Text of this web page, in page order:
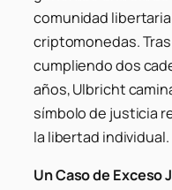
comunidad
criptomonedas.
cumpliendo dos
años, Ulbricht
símbolo de justicia
la libertad individual.
Un Caso de Exceso